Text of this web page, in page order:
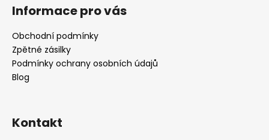
Informace pro vás
Obchodní podmínky
Zpětné zásilky
Podmínky ochrany osobních údajů
Blog
Kontakt